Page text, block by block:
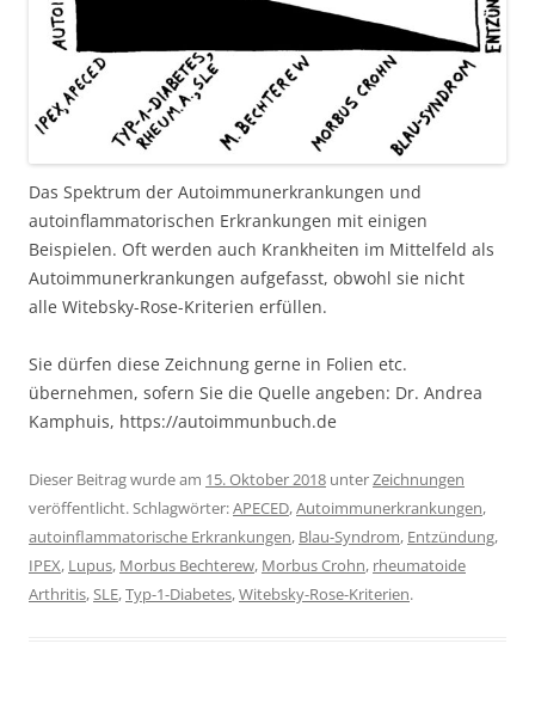
Das Spektrum der Autoimmunerkrankungen und
autoinflammatorischen Erkrankungen mit einigen
Beispielen. Oft werden auch Krankheiten im Mittelfeld als
Autoimmunerkrankungen aufgefasst, obwohl sie nicht
alle Witebsky-Rose-Kriterien erfüllen.
Sie dürfen diese Zeichnung gerne in Folien etc.
übernehmen, sofern Sie die Quelle angeben: Dr. Andrea
Kamphuis, https://autoimmunbuch.de
Dieser Beitrag wurde am 15. Oktober 2018 unterZeichnungen
veröffentlicht. Schlagwörter:APECED,Autoimmunerkrankungen,
autoinflammatorische Erkrankungen, Blau-Syndrom, Entzündung,
IPEX, Lupus, Morbus Bechterew, Morbus Crohn, rheumatoide
Arthritis,SLE,Typ-1-Diabetes,Witebsky-Rose-Kriterien.